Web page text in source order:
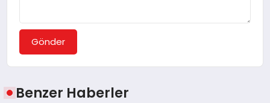
Gönder
Benzer Haberler